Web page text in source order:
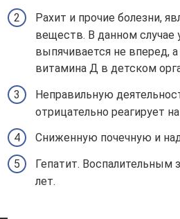
Рахит и прочие болезни,
веществ. В данном
выпячивается не вперед,
витамина Д в детском
Неправильную
отрицательно реагирует
Сниженную почечную и
Гепатит.
лет.